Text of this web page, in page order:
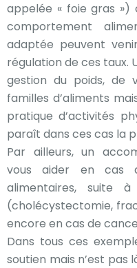
appelée « foie gras »)
comportement
adaptée peuvent
régulation de ces taux.
gestion du poids, de
familles d’aliments
pratique d’activités
paraît dans ces cas la
Par ailleurs, un
vous aider en cas
alimentaires, suite
(cholécystectomie,
encore en cas de
Dans tous ces
soutien mais n’est pas